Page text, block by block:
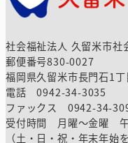
社会福祉法人 久留米市社
郵便番号830-0027
福岡県久留米市長門石1
電話 0942-34-3035
ファックス 0942-34-
受付時間 月曜～金曜
（土・日・祝・年末年始